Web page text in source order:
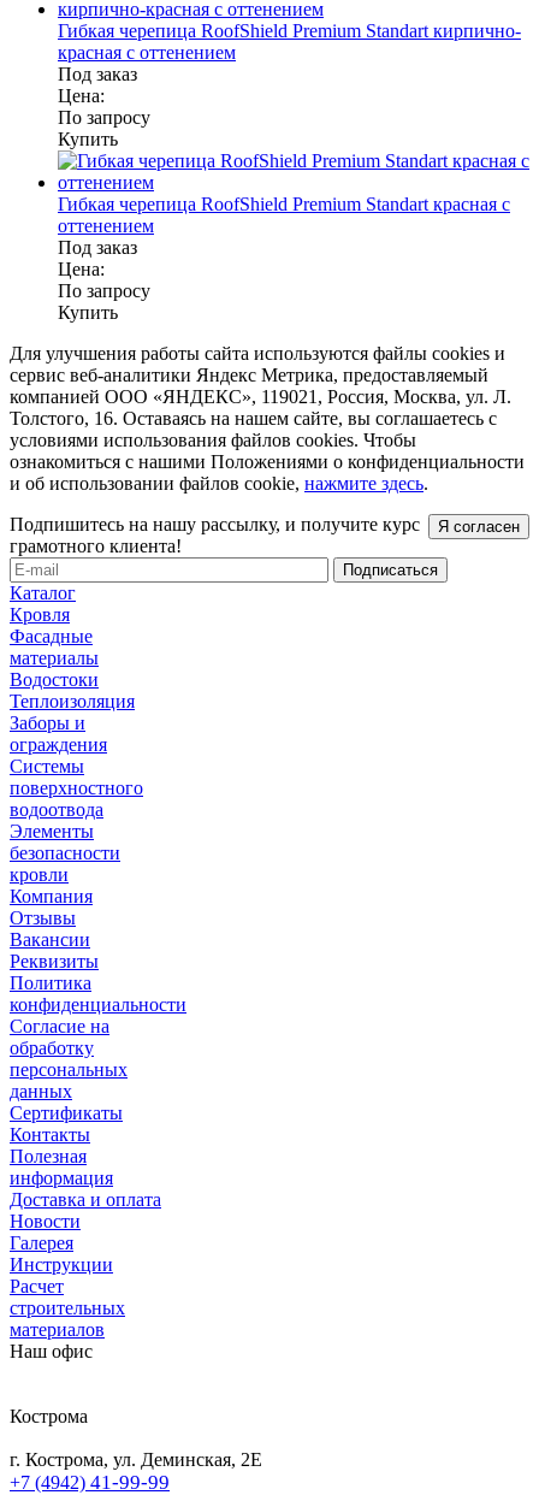
Гибкая черепица RoofShield Premium Standart кирпично-
красная с оттенением
Под заказ
Цена:
По запросу
Купить
Гибкая черепица RoofShield Premium Standart красная с
оттенением
Под заказ
Цена:
По запросу
Купить
Для улучшения работы сайта используются файлы cookies и
сервис веб-аналитики Яндекс Метрика, предоставляемый
компанией ООО «ЯНДЕКС», 119021, Россия, Москва, ул. Л.
Толстого, 16. Оставаясь на нашем сайте, вы соглашаетесь с
условиями использования файлов cookies. Чтобы
ознакомиться с нашими Положениями о конфиденциальности
и об использовании файлов cookie, нажмите здесь.
Я согласен
Подпишитесь на нашу рассылку, и получите курс
грамотного клиента!
Каталог
Кровля
Фасадные
материалы
Водостоки
Теплоизоляция
Заборы и
ограждения
Системы
поверхностного
водоотвода
Элементы
безопасности
кровли
Компания
Отзывы
Вакансии
Реквизиты
Политика
конфиденциальности
Согласие на
обработку
персональных
данных
Сертификаты
Контакты
Полезная
информация
Доставка и оплата
Новости
Галерея
Инструкции
Расчет
строительных
материалов
Наш офис
Кострома
г. Кострома, ул. Деминская, 2Е
+7 (4942) 41-99-99